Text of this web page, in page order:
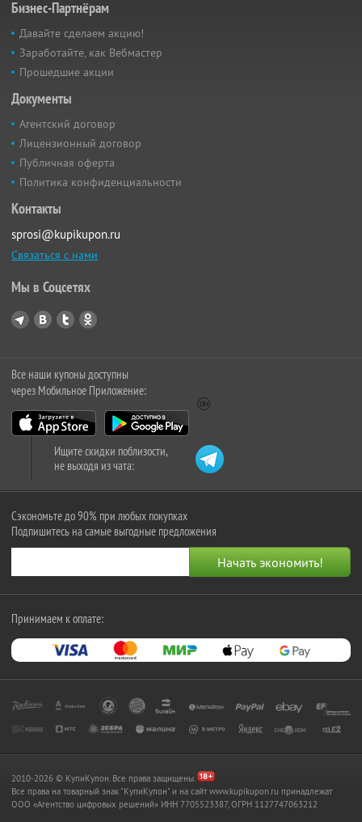
Бизнес-Партнёрам
Давайте сделаем акцию!
Заработайте, как Вебмастер
Прошедшие акции
Документы
Агентский договор
Лицензионный договор
Публичная оферта
Политика конфиденциальности
Контакты
sprosi@kupikupon.ru
Связаться с нами
Мы в Соцсетях
Все наши купоны доступны
через Мобильное Приложение:
Ищите скидки поблизости,
не выходя из чата:
Сэкономьте до 90% при любых покупках
Подпишитесь на самые выгодные предложения
Принимаем к оплате:
2010-2026 © КупиКупон. Все права защищены.
Все права на товарный знак "КупиКупон" и на сайт www.kupikupon.ru принадлежат
OOO «Агентство цифровых решений» ИНН 7705523387, ОГРН 1127747063212